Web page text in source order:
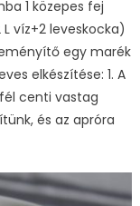
1 közepes fej
víz+2 leveskocka)
egy marék
elkészítése: 1. A
centi vastag
és az apróra